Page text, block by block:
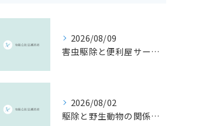
2026/08/09
害虫駆除と便利屋サービスを活用する高知県高岡郡四万十町の快適生活ガイド
2026/08/02
駆除と野生動物の関係を制度・報奨金・法令から徹底解説